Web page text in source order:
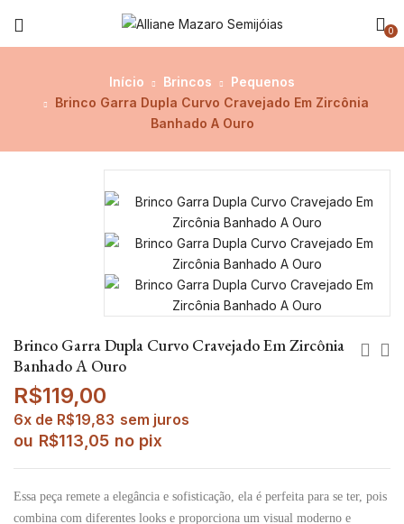
0
Início Brincos
Pequenos
Brinco Garra Dupla Curvo Cravejado Em Zircônia
Banhado A Ouro
Brinco Garra Dupla Curvo Cravejado Em Zircônia
Banhado A Ouro
R$119,00
6x de R$19,83 sem juros
ou R$113,05 no pix
Essa peça remete a elegância e sofisticação, ela é perfeita para se ter, pois
combina com diferentes looks e proporciona um visual moderno e